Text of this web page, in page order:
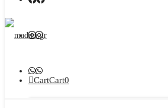
CartCart0